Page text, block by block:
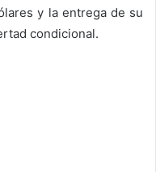
y la entrega de su
condicional.